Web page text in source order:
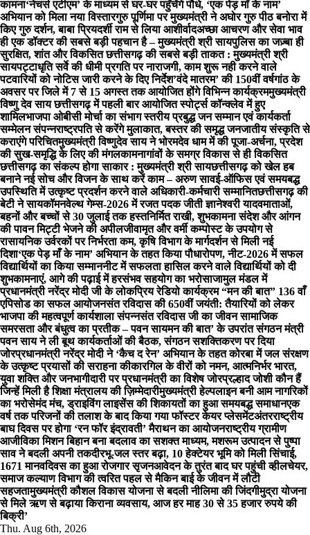
कामना‘नेचर्स एटीएम’ के माध्यम से घर-घर पहुँचेंगे पौधे, ‘एक पेड़ माँ के नाम’
अभियान को मिला नया विस्तारगुरु पूर्णिमा पर मुख्यमंत्री ने अघोर गुरु पीठ बनोरा में
किए गुरु दर्शन, बाबा प्रियदर्शी राम से लिया आशीर्वादअच्छा आचरण और सेवा भाव
ही एक डॉक्टर की सबसे बड़ी पहचान है – मुख्यमंत्री श्री सायपुलिस का जज़्बा ही
सुरक्षित, शांत और विकसित छत्तीसगढ़ की सबसे बड़ी ताकत : मुख्यमंत्री श्री
सायपट्टाधृति सर्वे की धीमी प्रगति पर नाराजगी, काम शुरू नही करने वाले
पटवारियों को नोटिस जारी करने के दिए निर्देश’वंदे मातरम’ की 150वीं वर्षगांठ के
अवसर पर जिले में 7 से 15 अगस्त तक आयोजित होंगे विभिन्न कार्यक्रममुख्यमंत्री
विष्णु देव साय छत्तीसगढ़ में पहली बार आयोजित स्पोर्ट्स कॉन्क्लेव में हुए
शामिलभाजपा ओबीसी मोर्चा का संभाग स्तरीय प्रबुद्ध जन सम्मान एवं कार्यकर्ता
सम्मेलन संपन्नराष्ट्रपति से करेंगे मुलाकात, बस्तर की समृद्ध जनजातीय संस्कृति से
कराएंगे परिचितमुख्यमंत्री विष्णुदेव साय ने भोरमदेव धाम में की पूजा-अर्चना, प्रदेश
की सुख-समृद्धि के लिए की मंगलकामनागांवों के समग्र विकास से ही विकसित
छत्तीसगढ़ का संकल्प होगा साकार : मुख्यमंत्री श्री सायछत्तीसगढ़ को खेल हब
बनाने नई सोच और विजन के साथ करें काम – अरुण सावई-ऑफिस एवं समयबद्ध
उपस्थिति में उत्कृष्ट प्रदर्शन करने वाले अधिकारी-कर्मचारी सम्मानितछत्तीसगढ़ की
बेटी ने सायकॉमनवेल्थ गेम्स-2026 में रजत पदक जीती ज्ञानेश्वरी यादवमाताओं,
बहनों और बच्चों से 30 जुलाई तक हस्तनिर्मित राखी, शुभकामना संदेश और आंगन
की पावन मिट्टी भेजने की अपीलजीवामृत और वर्मी कम्पोस्ट के उपयोग से
रासायनिक उर्वरकों पर निर्भरता कम, कृषि विभाग के मार्गदर्शन से मिली नई
दिशा‘एक पेड़ माँ के नाम’ अभियान के तहत किया पौधारोपण, नीट-2026 में सफल
विद्यार्थियों का किया सम्माननीट में सफलता हासिल करने वाले विद्यार्थियों को दी
शुभकामनाएं, आगे की पढ़ाई में हरसंभव सहयोग का भरोसाजामुल मंडल में
प्रधानमंत्री नरेंद्र मोदी जी के लोकप्रिय रेडियो कार्यक्रम “मन की बात” 136 वाँ
एपिसोड का सफल आयोजनसंत रविदास की 650वीं जयंती: तैयारियों को लेकर
भाजपा की महत्वपूर्ण कार्यशाला संपन्नसंत रविदास जी का जीवन सामाजिक
समरसता और बंधुत्व का प्रतीक – पवन सायमन की बात’ के उपरांत संगठन मंत्री
पवन साय ने ली बूथ कार्यकर्ताओं की बैठक, संगठन सशक्तिकरण पर दिया
जोरप्रधानमंत्री नरेंद्र मोदी ने ‘कैच द रेन’ अभियान के तहत कोरबा में जल संरक्षण
के उत्कृष्ट प्रयासों की सराहना कीकारगिल के वीरों को नमन, आत्मनिर्भर भारत,
युवा शक्ति और जनभागीदारी पर प्रधानमंत्री का विशेष जोरप्रल्हाद जोशी कौन हैं
जिन्हें मिली है शिक्षा मंत्रालय की ज़िम्मेदारीमुख्यमंत्री हेल्पलाइन बनी आम नागरिकों
का भरोसेमंद मंच, ड्राइविंग लाइसेंस की शिकायतों का हुआ समयबद्ध समाधानएक
वर्ष तक परिजनों की तलाश के बाद किया गया फॉस्टर केयर प्लेसमेंटअंतरराष्ट्रीय
बाघ दिवस पर होगा ‘रन फॉर इंद्रावती’ मैराथन का आयोजनराष्ट्रीय ग्रामीण
आजीविका मिशन बिहान बना बदलाव का सशक्त माध्यम, मशरूम उत्पादन से पुष्पा
साव ने बदली अपनी तकदीरभू-जल स्तर बढ़ा, 10 हेक्टेयर भूमि को मिली सिंचाई,
1671 मानवदिवस का हुआ रोजगार सृजनआवेदन के तुरंत बाद घर पहुंची व्हीलचेयर,
समाज कल्याण विभाग की त्वरित पहल से मैकिन बाई के जीवन में लौटी
सहजतामुख्यमंत्री कौशल विकास योजना से बदली नीलिमा की जिंदगीमुद्रा योजना
से मिले ऋण से बढ़ाया किराना व्यवसाय, आज हर माह 30 से 35 हजार रुपये की
बिक्री’
Thu. Aug 6th, 2026